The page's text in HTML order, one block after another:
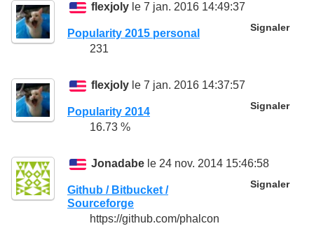
flexjoly le 7 jan. 2016 14:49:37
Signaler
Popularity 2015 personal
231
flexjoly le 7 jan. 2016 14:37:57
Signaler
Popularity 2014
16.73 %
Jonadabe le 24 nov. 2014 15:46:58
Signaler
Github / Bitbucket /
Sourceforge
https://github.com/phalcon